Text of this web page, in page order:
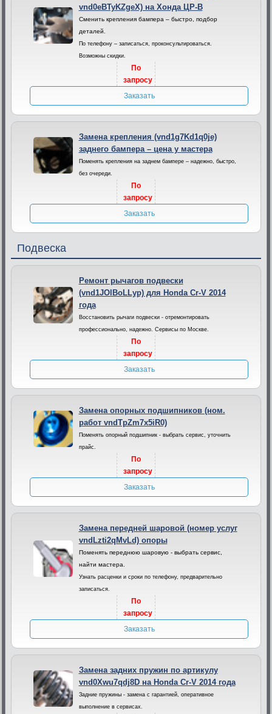
vnd0eBTyKZgeX) на Хонда ЦР-В
Сменить крепления бампера – быстро, подбор
деталей.
По телефону – записаться, проконсультироваться.
Возможны скидки.
По
запросу
Заказать
Замена крепления (vnd1g7Kd1q0je)
заднего бампера – цена у мастера
Поменять крепления на заднем бампере – надежно, быстро,
без очереди.
По
запросу
Заказать
Подвеска
Ремонт рычагов подвески
(vnd1JOlBoLLyp) для Honda Cr-V 2014
года
Восстановить рычаги подвески - отремонтировать
профессионально, надежно. Сервисы по Москве.
По
запросу
Заказать
Замена опорных подшипников (ном.
работ vndTpZm7x5iR0)
Поменять опорный подшипник - выбрать сервис, уточнить
прайс.
По
запросу
Заказать
Замена передней шаровой (номер услуг
vndLzti2qMvLd) опоры
Поменять переднюю шаровую - выбрать сервис,
найти мастера.
Узнать расценки и сроки по телефону, предварительно
записаться.
По
запросу
Заказать
Замена задних пружин по артикулу
vnd0Xwu7qdj8D на Honda Cr-V 2014 года
Задние пружины - замена с гарантией, оперативное
выполнение в сервисах.